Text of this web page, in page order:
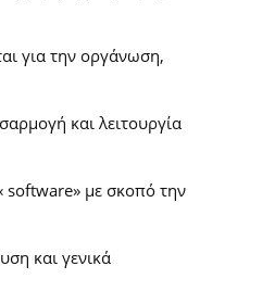
για την οργάνωση,
και λειτουργία
software» με σκοπό την
και γενικά